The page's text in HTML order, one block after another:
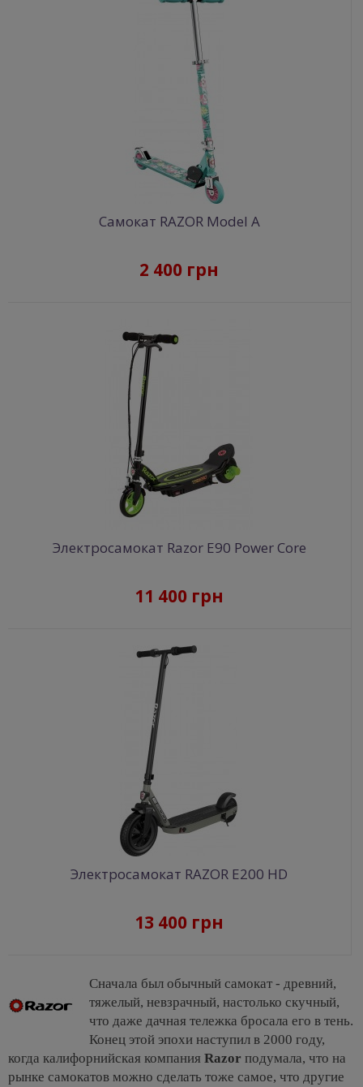
Самокат RAZOR Model A
2 400 грн
Электросамокат Razor E90 Power Core
11 400 грн
Электросамокат RAZOR E200 HD
13 400 грн
Сначала был обычный самокат - древний,
тяжелый, невзрачный, настолько скучный,
что даже дачная тележка бросала его в тень.
Конец этой эпохи наступил в 2000 году,
когда калифорнийская компания Razor подумала, что на
рынке самокатов можно сделать тоже самое, что другие